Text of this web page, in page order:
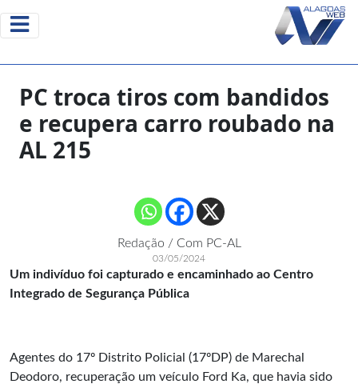
PC troca tiros com bandidos
e recupera carro roubado na
AL 215
Redação / Com PC-AL
03/05/2024
Um indivíduo foi capturado e encaminhado ao Centro
Integrado de Segurança Pública
Agentes do 17º Distrito Policial (17ºDP) de Marechal
Deodoro, recuperação um veículo Ford Ka, que havia sido